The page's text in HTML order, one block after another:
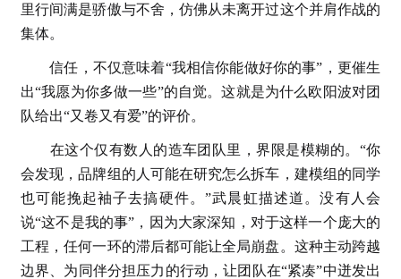
里行间满是骄傲与不舍，仿佛从未离开过这个并肩作战的
集体。
信任，不仅意味着“我相信你能做好你的事”，更催生
出“我愿为你多做一些”的自觉。这就是为什么欧阳波对团
队给出“又卷又有爱”的评价。
在这个仅有数人的造车团队里，界限是模糊的。“你
会发现，品牌组的人可能在研究怎么拆车，建模组的同学
也可能挽起袖子去搞硬件。”武晨虹描述道。没有人会
说“这不是我的事”，因为大家深知，对于这样一个庞大的
工程，任何一环的滞后都可能让全局崩盘。这种主动跨越
边界、为同伴分担压力的行动，让团队在“紧凑”中迸发出